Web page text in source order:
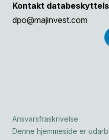
Kontakt
dpo@majinvest.com
Ansvarsfraskrivelse
Denne hjemmeside er